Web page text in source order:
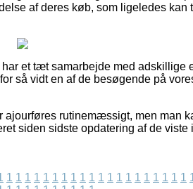
af deres køb, som ligeledes kan
et tæt samarbejde med adskillige
så vidt en af de besøgende på
rutinemæssigt, men man
siden sidste opdatering af de viste
1 1 1 1 1 1 1 1 1 1 1 1 1 1 1 1 1 1 1 1